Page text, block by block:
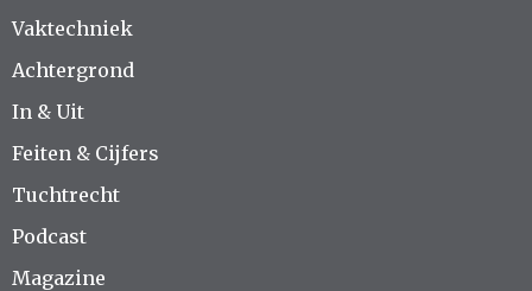
Vaktechniek
Achtergrond
In & Uit
Feiten & Cijfers
Tuchtrecht
Podcast
Magazine